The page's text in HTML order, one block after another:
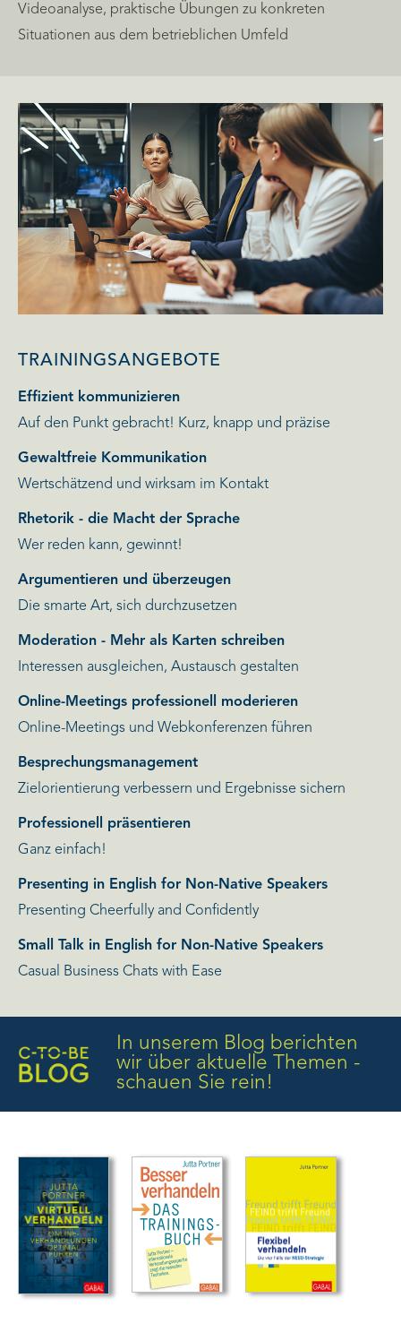
Videoanalyse, praktische Übungen zu konkreten
Situationen aus dem betrieblichen Umfeld
TRAININGSANGEBOTE
Effizient kommunizieren
Auf den Punkt gebracht! Kurz, knapp und präzise
Gewaltfreie Kommunikation
Wertschätzend und wirksam im Kontakt
Rhetorik - die Macht der Sprache
Wer reden kann, gewinnt!
Argumentieren und überzeugen
Die smarte Art, sich durchzusetzen
Moderation - Mehr als Karten schreiben
Interessen ausgleichen, Austausch gestalten
Online-Meetings professionell moderieren
Online-Meetings und Webkonferenzen führen
Besprechungsmanagement
Zielorientierung verbessern und Ergebnisse sichern
Professionell präsentieren
Ganz einfach!
Presenting in English for Non-Native Speakers
Presenting Cheerfully and Confidently
Small Talk in English for Non-Native Speakers
Casual Business Chats with Ease
In unserem Blog berichten
wir über aktuelle Themen -
schauen Sie rein!